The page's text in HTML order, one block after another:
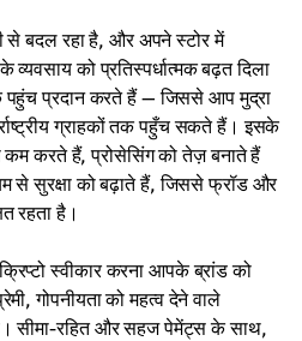
से बदल रहा है, और अपने स्टोर में
को प्रतिस्पर्धात्मक बढ़त दिला
पहुंच प्रदान करते हैं — जिससे आप मुद्रा
ग्राहकों तक पहुँच सकते हैं। इसके
करते हैं, प्रोसेसिंग को तेज़ बनाते हैं
से सुरक्षा को बढ़ाते हैं, जिससे फ्रॉड और
रहता है।
स्वीकार करना आपके ब्रांड को
गोपनीयता को महत्व देने वाले
सीमा-रहित और सहज पेमेंट्स के साथ,